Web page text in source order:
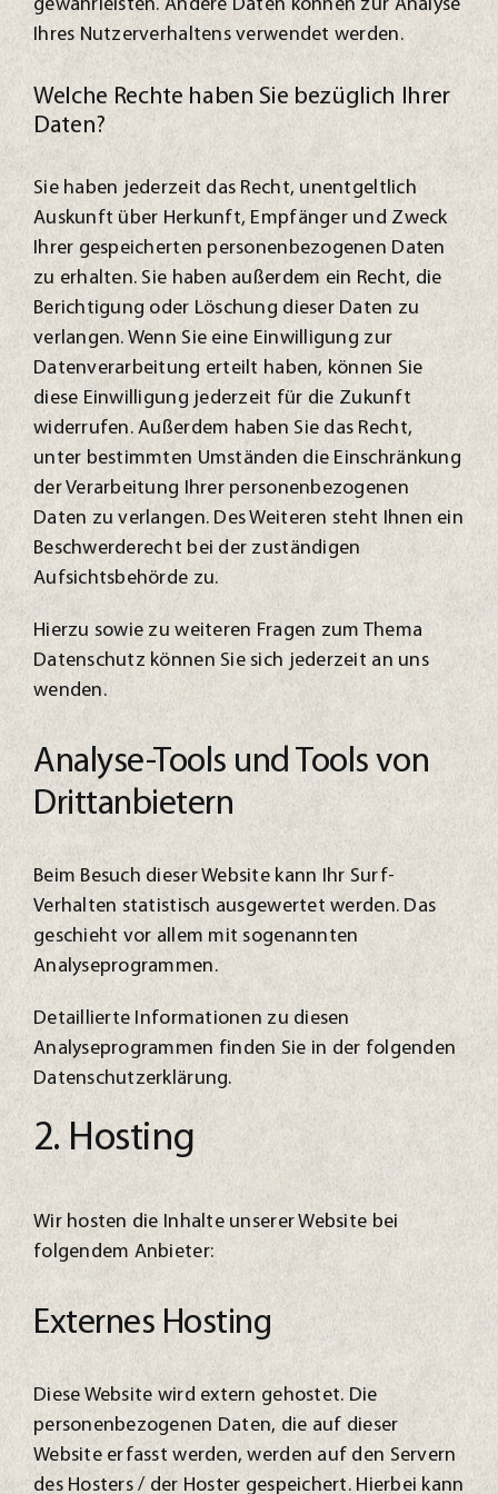
gewährleisten. Andere Daten können zur Analyse
Ihres Nutzerverhaltens verwendet werden.
Welche Rechte haben Sie bezüglich Ihrer
Daten?
Sie haben jederzeit das Recht, unentgeltlich
Auskunft über Herkunft, Empfänger und Zweck
Ihrer gespeicherten personenbezogenen Daten
zu erhalten. Sie haben außerdem ein Recht, die
Berichtigung oder Löschung dieser Daten zu
verlangen. Wenn Sie eine Einwilligung zur
Datenverarbeitung erteilt haben, können Sie
diese Einwilligung jederzeit für die Zukunft
widerrufen. Außerdem haben Sie das Recht,
unter bestimmten Umständen die Einschränkung
der Verarbeitung Ihrer personenbezogenen
Daten zu verlangen. Des Weiteren steht Ihnen ein
Beschwerderecht bei der zuständigen
Aufsichtsbehörde zu.
Hierzu sowie zu weiteren Fragen zum Thema
Datenschutz können Sie sich jederzeit an uns
wenden.
Analyse-Tools und Tools von
Dritt­anbietern
Beim Besuch dieser Website kann Ihr Surf-
Verhalten statistisch ausgewertet werden. Das
geschieht vor allem mit sogenannten
Analyseprogrammen.
Detaillierte Informationen zu diesen
Analyseprogrammen finden Sie in der folgenden
Datenschutzerklärung.
2. Hosting
Wir hosten die Inhalte unserer Website bei
folgendem Anbieter:
Externes Hosting
Diese Website wird extern gehostet. Die
personenbezogenen Daten, die auf dieser
Website erfasst werden, werden auf den Servern
des Hosters / der Hoster gespeichert. Hierbei kann